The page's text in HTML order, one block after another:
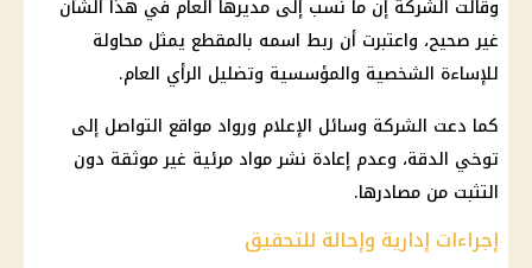
وقالت الشركة إن ما نُسب إلى مديرها العام في هذا الشأن
غير صحيح، واعتبرت أن ربط اسمه بالمقطع يمثل محاولة
للإساءة الشخصية والمؤسسية وتضليل الرأي العام.
كما دعت الشركة وسائل الإعلام ورواد مواقع التواصل إلى
توخي الدقة، وعدم إعادة نشر مواد مرئية غير موثقة دون
التثبت من مصادرها.
إجراءات إدارية وإحالة للتحقيق